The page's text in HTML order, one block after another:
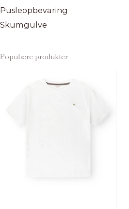
Pusleopbevaring
Skumgulve
Populære produkter